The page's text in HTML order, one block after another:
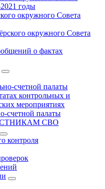
годы
окружного Совета
окружного Совета
о фактах
счетной палаты
контрольных и
мероприятиях
счетной палаты
СВО
контроля